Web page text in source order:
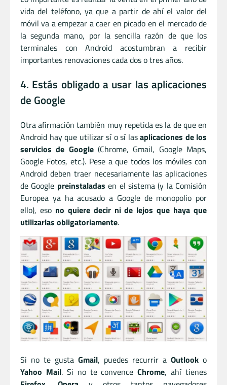
vida del teléfono, ya que a partir de ahí el valor del
móvil va a empezar a caer en picado en el mercado de
la segunda mano, por la sencilla razón de que los
terminales con Android acostumbran a recibir
importantes renovaciones cada dos o tres años.
4. Estás obligado a usar las aplicaciones
de Google
Otra afirmación también muy repetida es la de que en
Android hay que utilizar sí o sí lasaplicaciones de los
servicios de Google(Chrome, Gmail, Google Maps,
Google Fotos, etc.). Pese a que todos los móviles con
Android deben traer necesariamente las aplicaciones
de Google preinstaladas en el sistema (y la Comisión
Europea ya ha acusado a Google de monopolio por
ello), eso no quiere decir ni de lejos que haya que
utilizarlas obligatoriamente.
Si no te gusta Gmail, puedes recurrir a Outlook o
Yahoo Mail. Si no te convenceChrome, ahí tienes